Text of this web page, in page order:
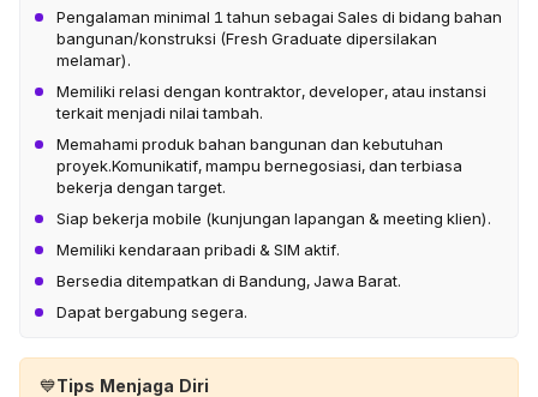
Pengalaman minimal 1 tahun sebagai Sales di bidang bahan
bangunan/konstruksi (Fresh Graduate dipersilakan
melamar).
Memiliki relasi dengan kontraktor, developer, atau instansi
terkait menjadi nilai tambah.
Memahami produk bahan bangunan dan kebutuhan
proyek.Komunikatif, mampu bernegosiasi, dan terbiasa
bekerja dengan target.
Siap bekerja mobile (kunjungan lapangan & meeting klien).
Memiliki kendaraan pribadi & SIM aktif.
Bersedia ditempatkan di Bandung, Jawa Barat.
Dapat bergabung segera.
💙Tips Menjaga Diri